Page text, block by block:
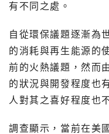
有不同之處。
自從環保議題逐漸為
的消耗與再生能源的
前的火熱議題，然而
的狀況與開發程度也
人對其之喜好程度也
調查顯示，當前在美